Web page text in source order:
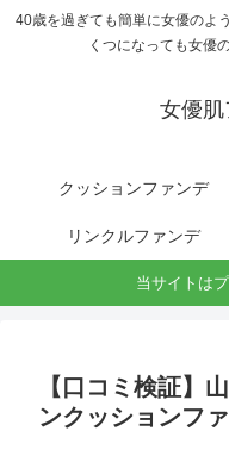
40歳を過ぎても簡単に女優のよ
くつになっても女優
女優
クッションファンデ
リンクルファンデ
当サイトは
【口コミ検証】
ンクッションフ